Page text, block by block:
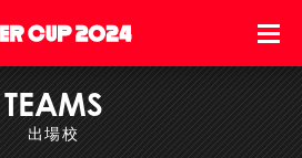
TEAMS
出場校